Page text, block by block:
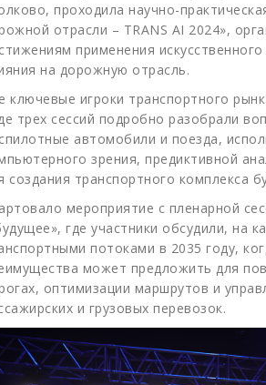
проходила научно-
отрасли – TRANS AI 2024»,
применения
на дорожную отрасль.
ключевые игроки транспортного
трех сессий подробно разобрали
автомобили и поезда,
зрения, предиктивной
создания транспортного комплекса
мероприятие с пленарной
где участники обсудили, на
потоками в 2035 году,
может предложить для
оптимизации маршрутов и
и грузовых перевозок.